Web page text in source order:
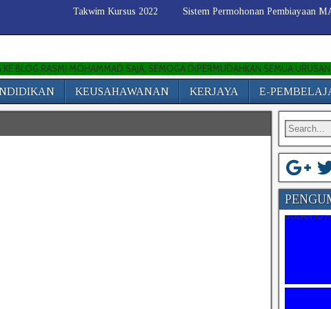
Takwim Kursus 2022 Sistem Permohonan Pembiayaan
MOHAMMAD SAJA, SEMOGA DIPERMUDAHKAN SEMUA URUSAN KITA
KEUSAHAWANAN KERJAYA E-
ANJURAN
BULAN 10